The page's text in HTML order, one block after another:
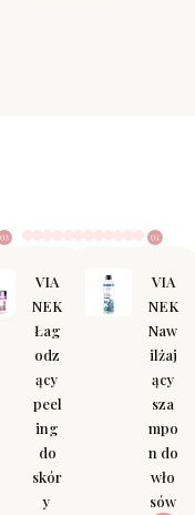
VIA
NEK
Łag
odz
ący
peel
ing
do
skór
y
VIA
NEK
Naw
ilżaj
ący
sza
mpo
n do
wło
sów